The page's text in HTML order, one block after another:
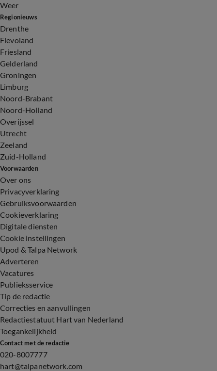
Weer
Regionieuws
Drenthe
Flevoland
Friesland
Gelderland
Groningen
Limburg
Noord-Brabant
Noord-Holland
Overijssel
Utrecht
Zeeland
Zuid-Holland
Voorwaarden
Over ons
Privacyverklaring
Gebruiksvoorwaarden
Cookieverklaring
Digitale diensten
Cookie instellingen
Upod & Talpa Network
Adverteren
Vacatures
Publieksservice
Tip de redactie
Correcties en aanvullingen
Redactiestatuut Hart van Nederland
Toegankelijkheid
Contact met de redactie
020-8007777
hart@talpanetwork.com